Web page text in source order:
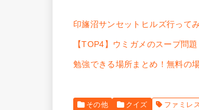
印旛沼サンセットヒルズ行って
【TOP4】ウミガメのスープ問
勉強できる場所まとめ！無料の
その他 クイズ ファミレ